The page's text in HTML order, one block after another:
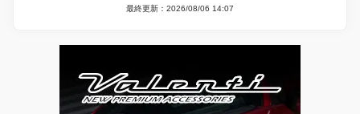
最終更新：2026/08/06 14:07